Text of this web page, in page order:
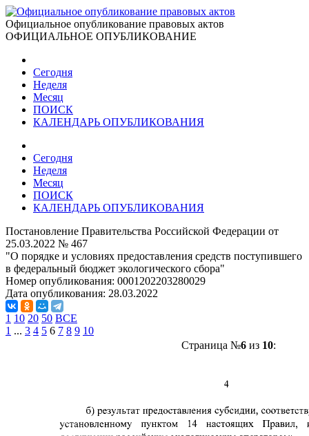
Официальное опубликование правовых актов
ОФИЦИАЛЬНОЕ ОПУБЛИКОВАНИЕ
Сегодня
Неделя
Месяц
ПОИСК
КАЛЕНДАРЬ ОПУБЛИКОВАНИЯ
Сегодня
Неделя
Месяц
ПОИСК
КАЛЕНДАРЬ ОПУБЛИКОВАНИЯ
Постановление Правительства Российской Федерации от
25.03.2022 № 467
"О порядке и условиях предоставления средств поступившего
в федеральный бюджет экологического сбора"
Номер опубликования: 0001202203280029
Дата опубликования: 28.03.2022
1 10 20 50 ВСЕ
1 ... 3 4 5 6 7 8 9 10
Страница №6из 10: